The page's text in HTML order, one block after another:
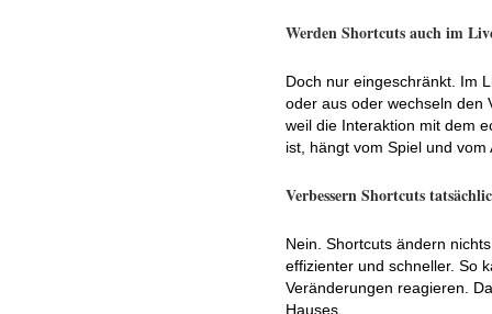
Werden Shortcuts auch im
Doch nur eingeschränkt. Im
oder aus oder wechseln den
weil die Interaktion mit dem
ist, hängt vom Spiel und
Verbessern Shortcuts
Nein. Shortcuts ändern
effizienter und schneller. So
Veränderungen reagieren.
Hauses.